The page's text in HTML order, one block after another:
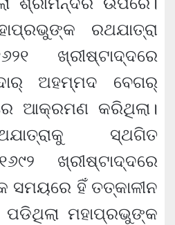
ରଥଯାତ୍ରା
ଖ୍ରୀଷ୍ଟାଦ୍ଦରେ
ଅହମ୍ମଦ ବେଗର୍
ଆକ୍ରମଣ କରିଥିଲା।
ସ୍ଥଗିତ
ଖ୍ରୀଷ୍ଟାଦ୍ଦରେ
ହିଁ ତତ୍କାଳୀନ
ମହାପ୍ରଭୁଙ୍କ